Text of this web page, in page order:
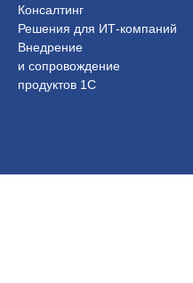
Консалтинг
Решения для ИТ-компаний
Внедрение
и сопровождение
продуктов 1С